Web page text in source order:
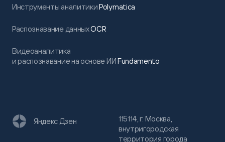
Инструменты аналитикиPolymatica
Распознавание данныхOCR
Видеоаналитика
и распознавание на основе ИИFundamento
115114, г. Москва,
внутригородская
территория города
Яндекс Дзен